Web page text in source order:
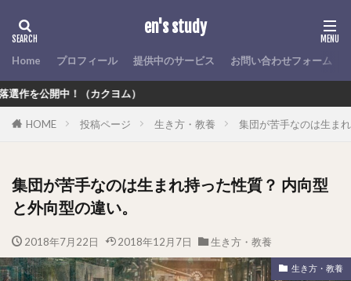
en's study
Home プロフィール 提供中のサービス お問い合わせフォーム
（カクヨム）
HOME 投稿ページ 生き方・教養 集団が苦手なのは生ま
集団が苦手なのは生まれ持った性質？ 内向型
と外向型の違い。
2018年7月22日 2018年12月7日 生き方・教養
生き方・教養